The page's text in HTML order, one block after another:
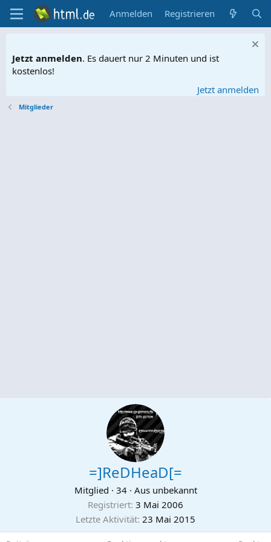
Anmelden Registrieren
Jetzt anmelden. Es dauert nur 2 Minuten und ist
kostenlos!
Jetzt anmelden
Mitglieder
=]ReDHeaD[=
Mitglied · 34 · Aus unbekannt
Registriert 3 Mai 2006
Letzte Aktivität 23 Mai 2015